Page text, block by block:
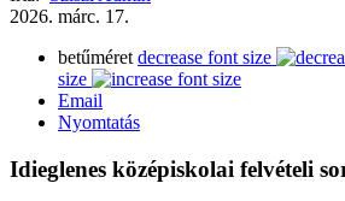
2026. márc. 17.
betűméret decrease font size
size
Email
Nyomtatás
Idieglenes középiskolai felvételi